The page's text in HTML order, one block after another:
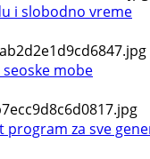
i slobodno vreme
seoske mobe
za sve